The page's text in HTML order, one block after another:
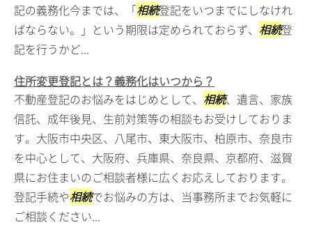
記の義務化今までは、「相続登記をいつまでにしなけれ
ばならない。」という期限は定められておらず、 相続登
記を行うかど...
住所変更登記とは？義務化はいつから？
不動産登記のお悩みをはじめとして、 相続、遺言、家族
信託、成年後見、生前対策等の相談もお受けしておりま
す。大阪市中央区、八尾市、東大阪市、柏原市、奈良市
を中心として、大阪府、兵庫県、奈良県、京都府、滋賀
県にお住まいのご相談者様に広くお応えしております。
登記手続や相続でお悩みの方は、当事務所までお気軽に
ご相談ください...